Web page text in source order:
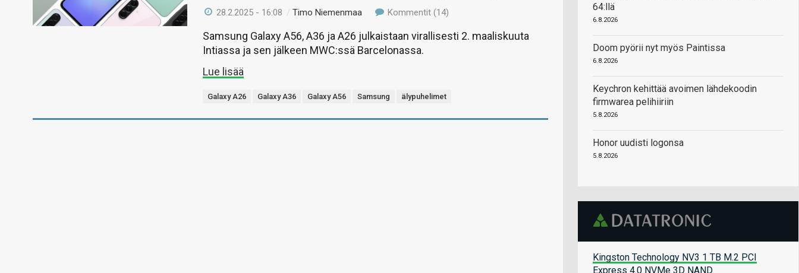
28.2.2025 - 16:08 /Timo Niemenmaa Kommentit (14)
Samsung Galaxy A56, A36 ja A26 julkaistaan virallisesti 2. maaliskuuta
Intiassa ja sen jälkeen MWC:ssä Barcelonassa.
Lue lisää
Galaxy A26 Galaxy A36 Galaxy A56 Samsung älypuhelimet
64:llä
6.8.2026
Doom pyörii nyt myös Paintissa
6.8.2026
Keychron kehittää avoimen lähdekoodin
firmwarea pelihiiriin
5.8.2026
Honor uudisti logonsa
5.8.2026
Kingston Technology NV3 1 TB M.2 PCI
Express 4.0 NVMe 3D NAND